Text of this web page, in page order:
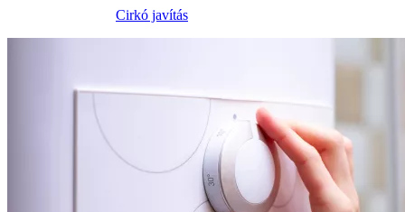
Cirkó javítás